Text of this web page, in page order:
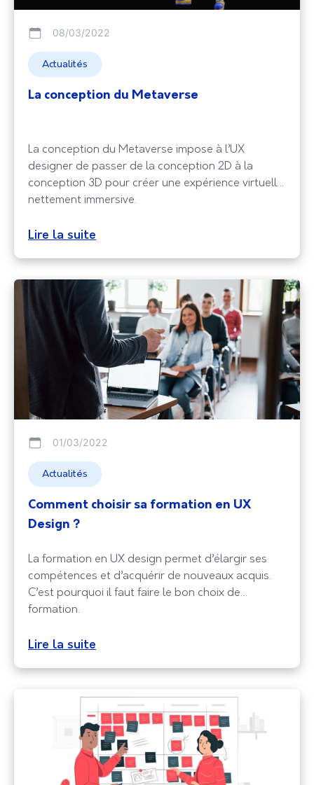
08/03/2022
Actualités
La conception du Metaverse
La conception du Metaverse impose à l’UX
designer de passer de la conception 2D à la
conception 3D pour créer une expérience virtuelle
nettement immersive.
Lire la suite
01/03/2022
Actualités
Comment choisir sa formation en UX
Design ?
La formation en UX design permet d’élargir ses
compétences et d’acquérir de nouveaux acquis.
C’est pourquoi il faut faire le bon choix de
formation.
Lire la suite